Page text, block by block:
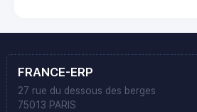
FRANCE-ERP
27 rue du dessous des berges
75013 PARIS